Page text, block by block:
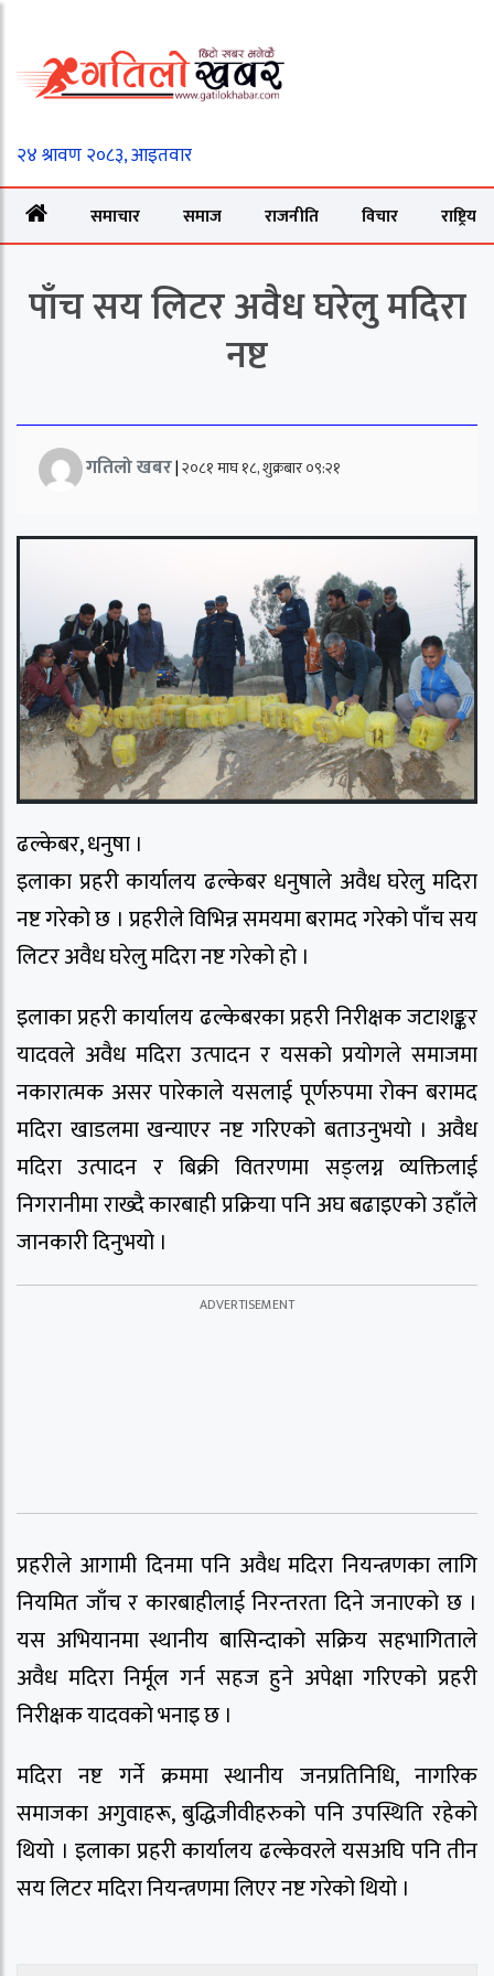
समाचार समाज राजनीति विचार राष्ट्रिय
पाँच सय लिटर अवैध घरेलु मदिरा
नष्ट
गतिलो खबर|२०८१ माघ १८, शुक्रबार ०९:२१
ढल्केबर, धनुषा ।
इलाका प्रहरी कार्यालय ढल्केबर धनुषाले अवैध घरेलु मदिरा
नष्ट गरेको छ । प्रहरीले विभिन्न समयमा बरामद गरेको पाँच सय
लिटर अवैध घरेलु मदिरा नष्ट गरेको हो ।
इलाका प्रहरी कार्यालय ढल्केबरका प्रहरी निरीक्षक जटाशङ्कर
यादवले अवैध मदिरा उत्पादन र यसको प्रयोगले समाजमा
नकारात्मक असर पारेकाले यसलाई पूर्णरुपमा रोक्न बरामद
मदिरा खाडलमा खन्याएर नष्ट गरिएको बताउनुभयो । अवैध
मदिरा उत्पादन र बिक्री वितरणमा सङ्लग्न व्यक्तिलाई
निगरानीमा राख्दै कारबाही प्रक्रिया पनि अघ बढाइएको उहाँले
जानकारी दिनुभयो ।
प्रहरीले आगामी दिनमा पनि अवैध मदिरा नियन्त्रणका लागि
नियमित जाँच र कारबाहीलाई निरन्तरता दिने जनाएको छ ।
यस अभियानमा स्थानीय बासिन्दाको सक्रिय सहभागिताले
अवैध मदिरा निर्मूल गर्न सहज हुने अपेक्षा गरिएको प्रहरी
निरीक्षक यादवको भनाइ छ ।
मदिरा नष्ट गर्ने क्रममा स्थानीय जनप्रतिनिधि, नागरिक
समाजका अगुवाहरू, बुद्धिजीवीहरुको पनि उपस्थिति रहेको
थियो । इलाका प्रहरी कार्यालय ढल्केवरले यसअघि पनि तीन
सय लिटर मदिरा नियन्त्रणमा लिएर नष्ट गरेको थियो ।